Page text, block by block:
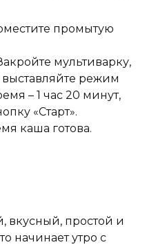
промытую
мультиварку,
режим
– 1 час 20 минут,
«Старт».
каша готова.
вкусный, простой и
начинает утро с